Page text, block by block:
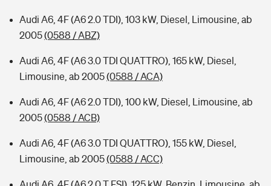
Audi A6, 4F (A6 2.0 TDI), 103 kW, Diesel, Limousine, ab
2005(0588 / ABZ)
Audi A6, 4F (A6 3.0 TDI QUATTRO), 165 kW, Diesel,
Limousine, ab 2005(0588 / ACA)
Audi A6, 4F (A6 2.0 TDI), 100 kW, Diesel, Limousine, ab
2005(0588 / ACB)
Audi A6, 4F (A6 3.0 TDI QUATTRO), 155 kW, Diesel,
Limousine, ab 2005(0588 / ACC)